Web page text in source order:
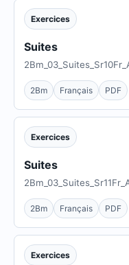
Exercices
Suites
2Bm Français PDF
Exercices
Suites
2Bm Français PDF
Exercices